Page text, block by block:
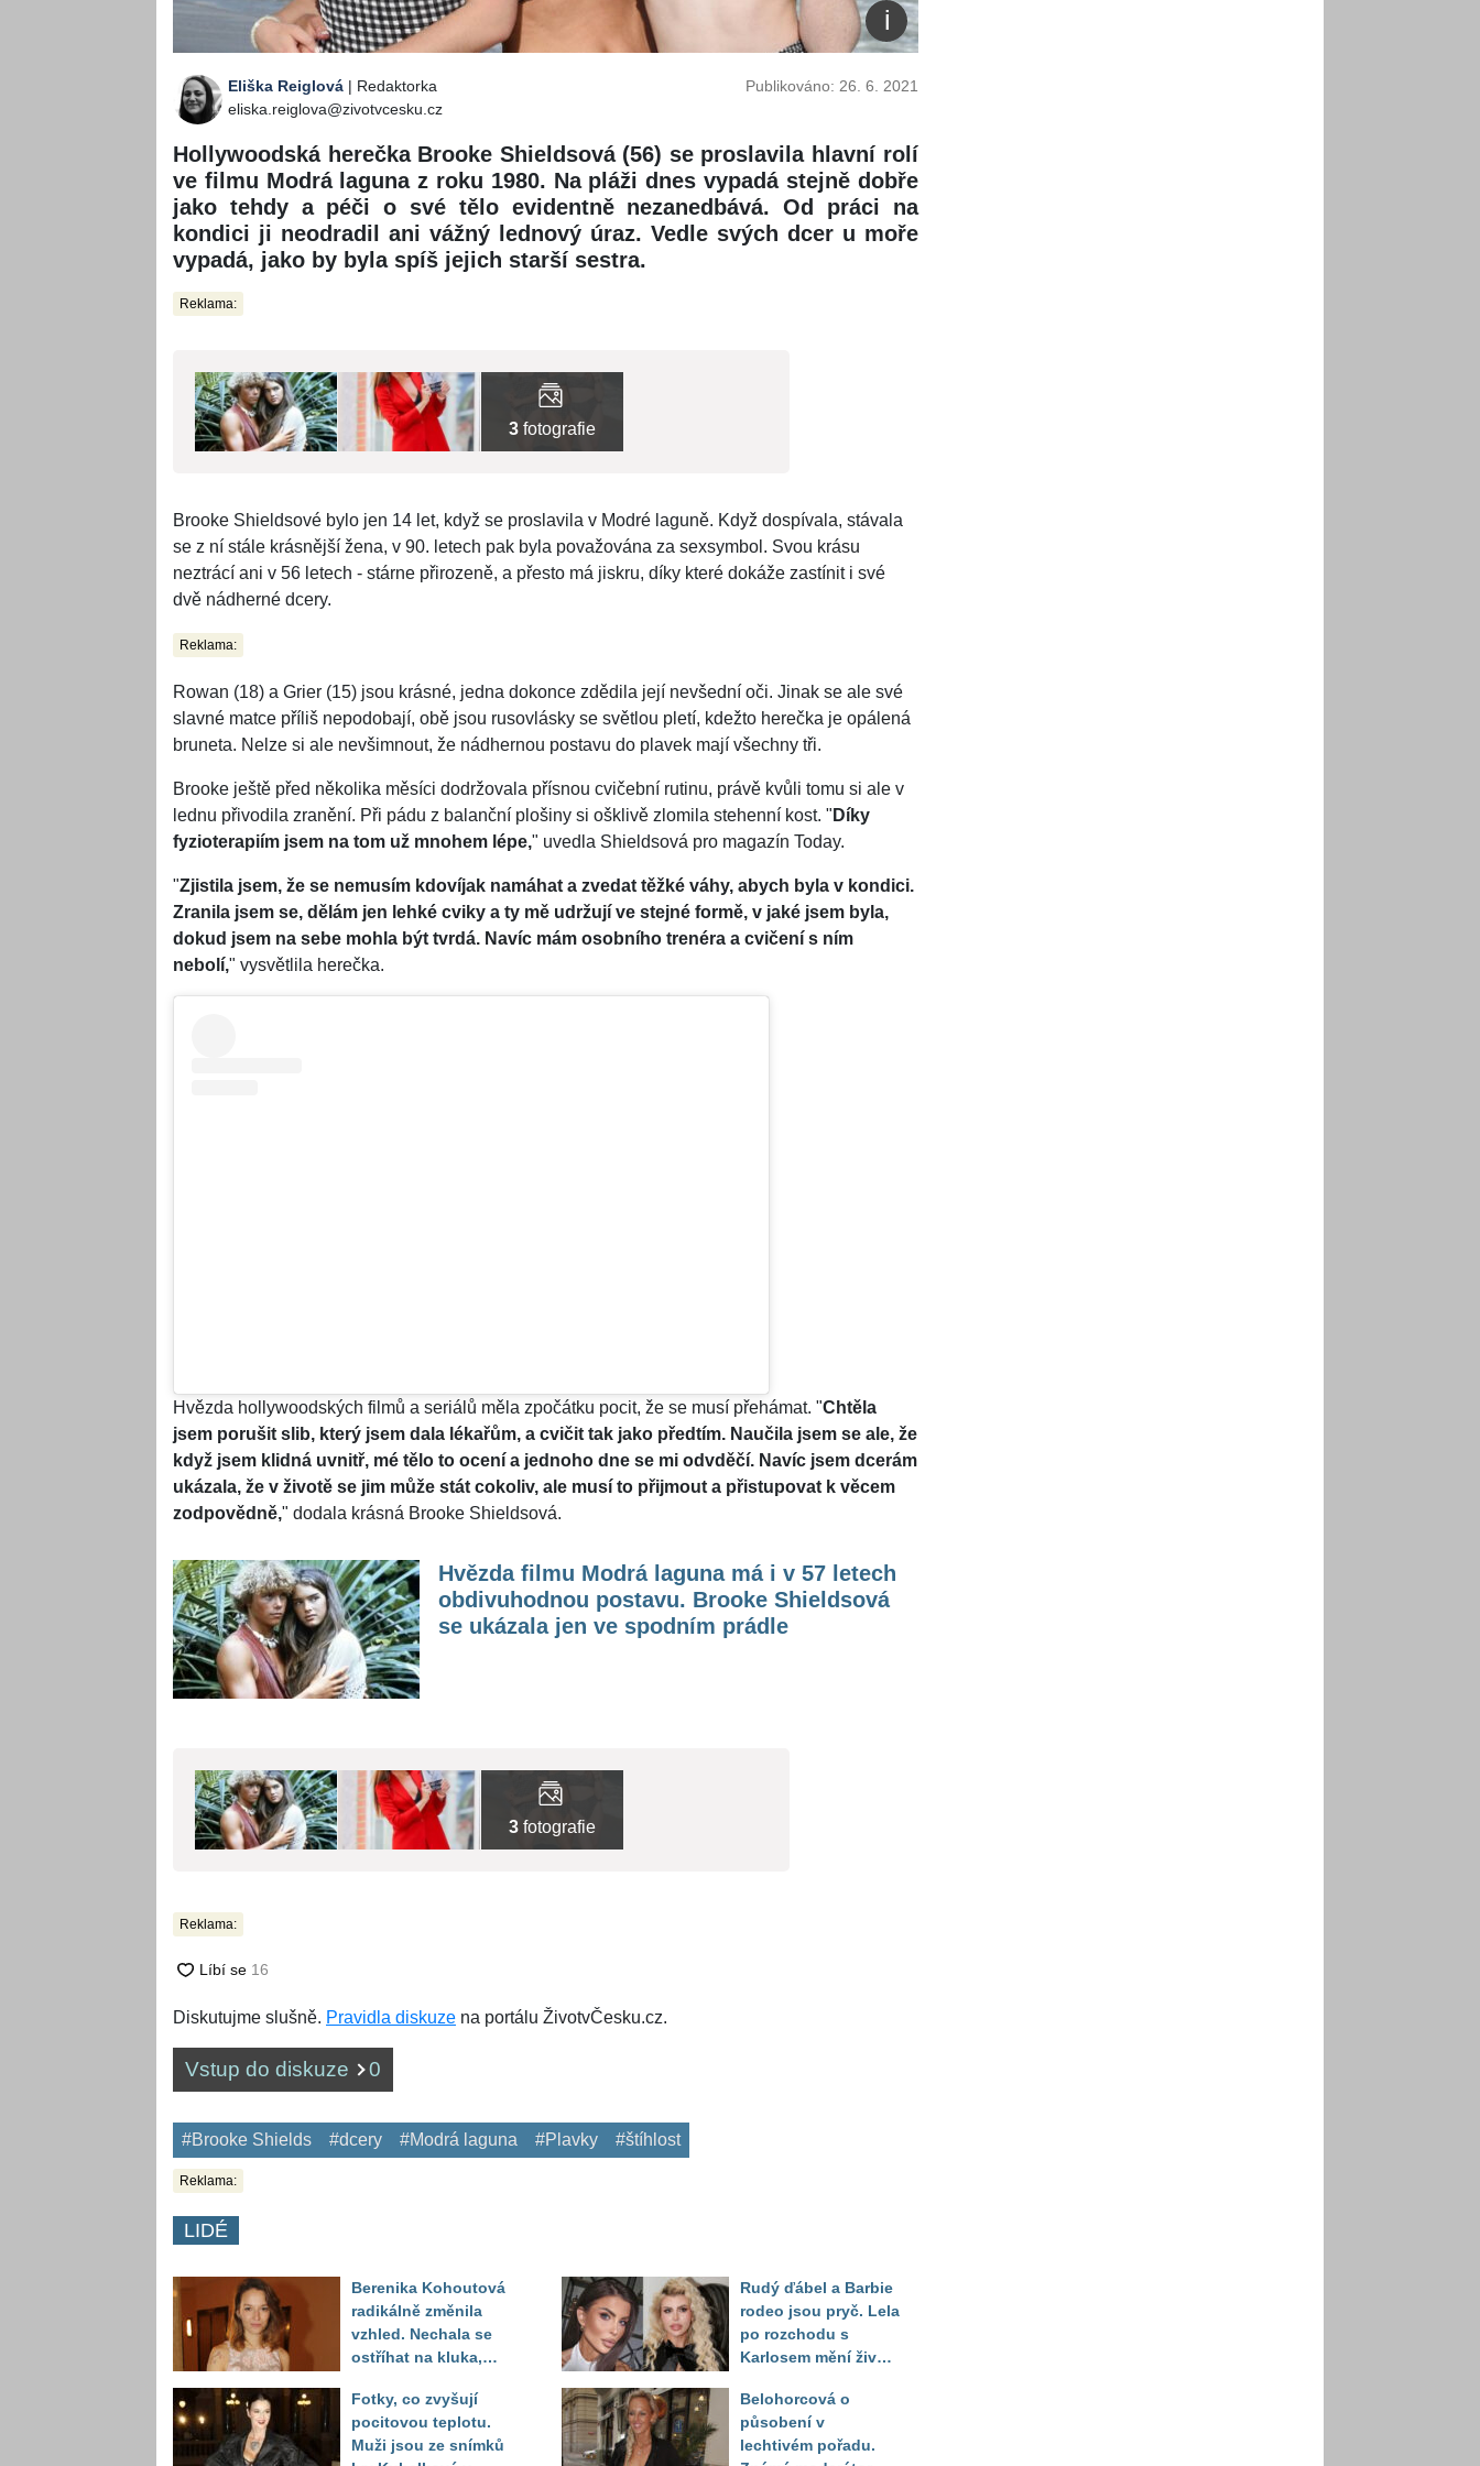
Eliška Reiglová | Redaktorka
eliska.reiglova@zivotvcesku.cz
Publikováno: 26. 6. 2021
Hollywoodská herečka Brooke Shieldsová (56) se proslavila hlavní rolí
ve filmu Modrá laguna z roku 1980. Na pláži dnes vypadá stejně dobře
jako tehdy a péči o své tělo evidentně nezanedbává. Od práci na
kondici ji neodradil ani vážný lednový úraz. Vedle svých dcer u moře
vypadá, jako by byla spíš jejich starší sestra.
Reklama:
3 fotografie
Brooke Shieldsové bylo jen 14 let, když se proslavila v Modré laguně. Když dospívala, stávala
se z ní stále krásnější žena, v 90. letech pak byla považována za sexsymbol. Svou krásu
neztrácí ani v 56 letech - stárne přirozeně, a přesto má jiskru, díky které dokáže zastínit i své
dvě nádherné dcery.
Reklama:
Rowan (18) a Grier (15) jsou krásné, jedna dokonce zdědila její nevšední oči. Jinak se ale své
slavné matce příliš nepodobají, obě jsou rusovlásky se světlou pletí, kdežto herečka je opálená
bruneta. Nelze si ale nevšimnout, že nádhernou postavu do plavek mají všechny tři.
Brooke ještě před několika měsíci dodržovala přísnou cvičební rutinu, právě kvůli tomu si ale v
lednu přivodila zranění. Při pádu z balanční plošiny si ošklivě zlomila stehenní kost. " Díky
fyzioterapiím jsem na tom už mnohem lépe," uvedla Shieldsová pro magazín Today.
"Zjistila jsem, že se nemusím kdovíjak namáhat a zvedat těžké váhy, abych byla v kondici.
Zranila jsem se, dělám jen lehké cviky a ty mě udržují ve stejné formě, v jaké jsem byla,
dokud jsem na sebe mohla být tvrdá. Navíc mám osobního trenéra a cvičení s ním
nebolí," vysvětlila herečka.
Hvězda hollywoodských filmů a seriálů měla zpočátku pocit, že se musí přehámat. "Chtěla
jsem porušit slib, který jsem dala lékařům, a cvičit tak jako předtím. Naučila jsem se ale, že
když jsem klidná uvnitř, mé tělo to ocení a jednoho dne se mi odvděčí. Navíc jsem dcerám
ukázala, že v životě se jim může stát cokoliv, ale musí to přijmout a přistupovat k věcem
zodpovědně," dodala krásná Brooke Shieldsová.
Hvězda filmu Modrá laguna má i v 57 letech
obdivuhodnou postavu. Brooke Shieldsová
se ukázala jen ve spodním prádle
3 fotografie
Reklama:
Diskutujme slušně. Pravidla diskuze na portálu ŽivotvČesku.cz.
Vstup do diskuze 0
#Brooke Shields #dcery #Modrá laguna #Plavky #štíhlost
Reklama:
LIDÉ
Berenika Kohoutová
radikálně změnila
vzhled. Nechala se
ostříhat na kluka,
překvapily
Fotky, co zvyšují
pocitovou teplotu.
Muži jsou ze snímků
Rudý ďábel a Barbie
rodeo jsou pryč. Lela
po rozchodu s
Karlosem mění život i
Sandeva
Belohorcová o
působení v
lechtivém pořadu.